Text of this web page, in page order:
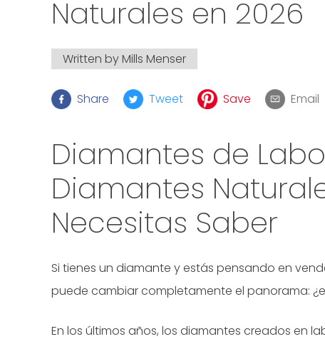
Naturales en 2026
Written byMills Menser
Share Tweet Save Email
Diamantes de
Diamantes
Necesitas Saber
Si tienes un diamante y estás pensando en
puede cambiar completamente el panorama:
En los últimos años, los diamantes creados en